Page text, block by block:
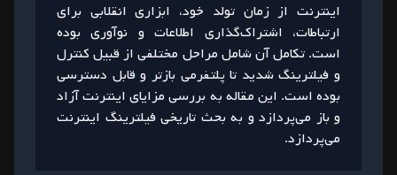
اینترنت از زمان تولد خود، ابزاری انقلابی برای
ارتباطات، اشتراک‌گذاری اطلاعات و نوآوری بوده
است. تکامل آن شامل مراحل مختلفی از قبیل کنترل
و فیلترینگ شدید تا پلتفرمی بازتر و قابل دسترسی
بوده است. این مقاله به بررسی مزایای اینترنت آزاد
و باز می‌پردازد و به بحث تاریخی فیلترینگ اینترنت
می‌پردازد.